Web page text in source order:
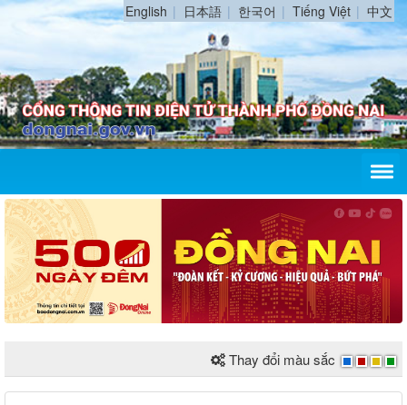
English 日本語 한국어 Tiếng Việt 中文
Thay đổi màu sắc